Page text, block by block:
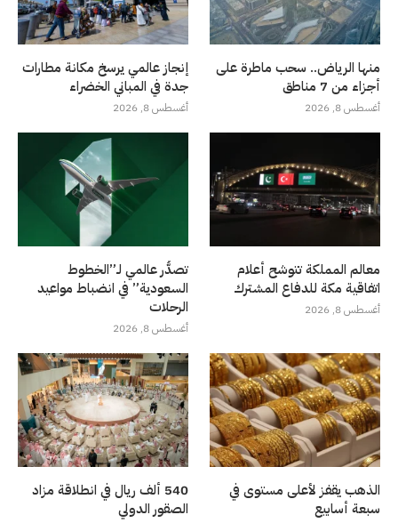
منها الرياض.. سحب ماطرة على
أجزاء من 7 مناطق
أغسطس 8, 2026
إنجاز عالمي يرسخ مكانة مطارات
جدة في المباني الخضراء
أغسطس 8, 2026
معالم المملكة تتوشح أعلام
اتفاقية مكة للدفاع المشترك
أغسطس 8, 2026
تصدُّر عالمي لـ”الخطوط
السعودية” في انضباط مواعيد
الرحلات
أغسطس 8, 2026
الذهب يقفز لأعلى مستوى في
سبعة أسابيع
540 ألف ريال في انطلاقة مزاد
الصقور الدولي